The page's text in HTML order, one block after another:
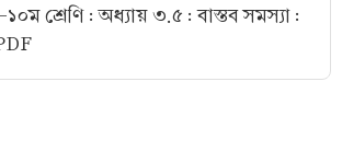
শ্রেণি : অধ্যায় ৩.৫ : বাস্তব সমস্যা :